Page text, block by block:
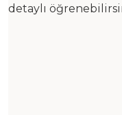
detaylı